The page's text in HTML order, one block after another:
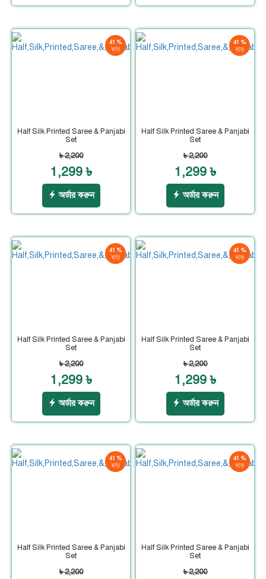
41 %
ছাড়
Half Silk Printed Saree & Panjabi
Set
৳ 2,200
1,299 ৳
অর্ডার করুন
41 %
ছাড়
Half Silk Printed Saree & Panjabi
Set
৳ 2,200
1,299 ৳
অর্ডার করুন
41 %
ছাড়
Half Silk Printed Saree & Panjabi
Set
৳ 2,200
1,299 ৳
অর্ডার করুন
41 %
ছাড়
Half Silk Printed Saree & Panjabi
Set
৳ 2,200
1,299 ৳
অর্ডার করুন
41 %
ছাড়
Half Silk Printed Saree & Panjabi
Set
৳ 2,200
41 %
ছাড়
Half Silk Printed Saree & Panjabi
Set
৳ 2,200